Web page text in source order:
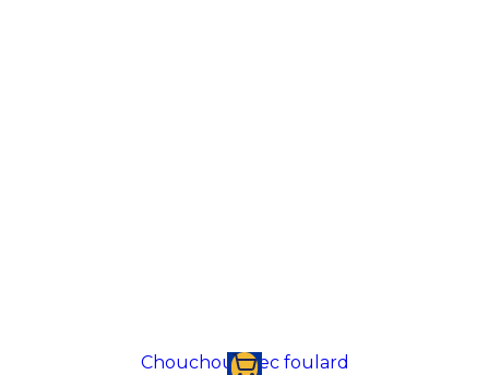
Chouchou avec foulard